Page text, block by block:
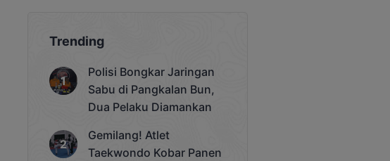
Trending
Polisi Bongkar Jaringan
Sabu di Pangkalan Bun,
Dua Pelaku Diamankan
Gemilang! Atlet
Taekwondo Kobar Panen